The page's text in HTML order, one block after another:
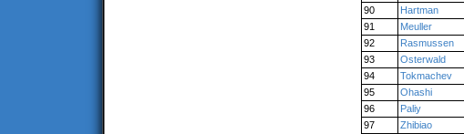
90
Hartman
91
Meuller
92
Rasmussen
93
Osterwald
94
Tokmachev
95
Ohashi
96
Paliy
97
Zhibiao